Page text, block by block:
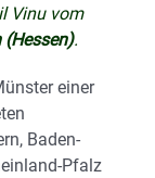
Vinu vom
.
einer
Baden-
Pfalz